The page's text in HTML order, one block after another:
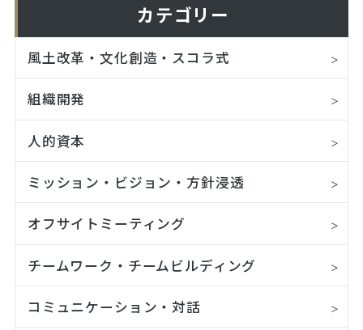
カテゴリー
風土改革・文化創造・スコラ式
組織開発
人的資本
ミッション・ビジョン・方針浸透
オフサイトミーティング
チームワーク・チームビルディング
コミュニケーション・対話